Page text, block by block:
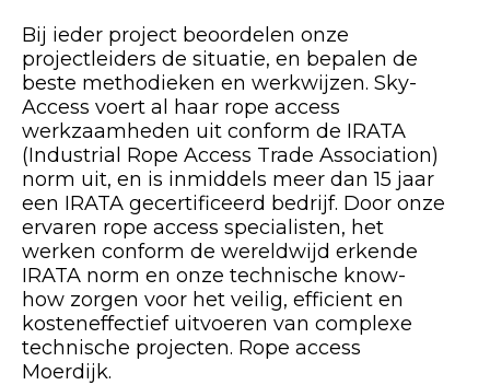
Bij ieder project beoordelen onze
projectleiders de situatie, en bepalen de
beste methodieken en werkwijzen. Sky-
Access voert al haar rope access
werkzaamheden uit conform de IRATA
(Industrial Rope Access Trade Association)
norm uit, en is inmiddels meer dan 15 jaar
een IRATA gecertificeerd bedrijf. Door onze
ervaren rope access specialisten, het
werken conform de wereldwijd erkende
IRATA norm en onze technische know-
how zorgen voor het veilig, efficient en
kosteneffectief uitvoeren van complexe
technische projecten. Rope access
Moerdijk.